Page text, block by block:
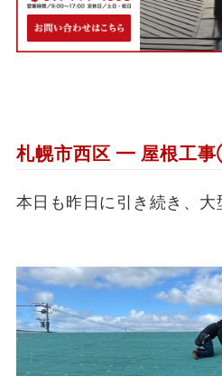
札幌市西区 ━ 屋根工
本日も昨日に引き続き、